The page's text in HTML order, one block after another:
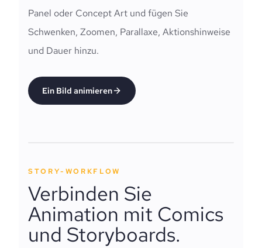
Panel oder Concept Art und fügen Sie
Schwenken, Zoomen, Parallaxe, Aktionshinweise
und Dauer hinzu.
Ein Bild animieren
STORY-WORKFLOW
Verbinden Sie
Animation mit Comics
und Storyboards.